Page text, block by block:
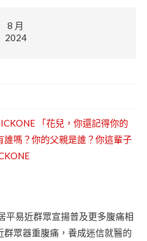
8 月
2024
「花兒，你還記得你的
嗎？你的父親是誰？你這輩子
平易近群眾宣揚普及更多腹痛相
眾器重腹痛，養成迷信就醫的